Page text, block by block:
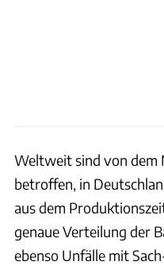
Weltweit sind von dem
betroffen, in
aus dem
genaue Verteilung der
ebenso Unfälle mit